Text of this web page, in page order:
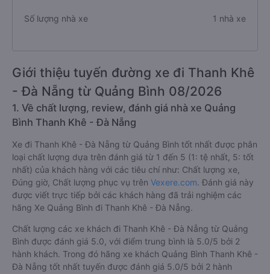
Số lượng nhà xe 1 nhà xe
Giới thiệu tuyến đường xe đi Thanh Khê
- Đà Nẵng từ Quảng Bình 08/2026
1. Về chất lượng, review, đánh giá nhà xe Quảng
Bình Thanh Khê - Đà Nẵng
Xe đi Thanh Khê - Đà Nẵng từ Quảng Bình tốt nhất được phân
loại chất lượng dựa trên đánh giá từ 1 đến 5 (1: tệ nhất, 5: tốt
nhất) của khách hàng với các tiêu chí như: Chất lượng xe,
Đúng giờ, Chất lượng phục vụ trên Vexere.com. Đánh giá này
được viết trực tiếp bởi các khách hàng đã trải nghiệm các
hãng Xe Quảng Bình đi Thanh Khê - Đà Nẵng.
Chất lượng các xe khách đi Thanh Khê - Đà Nẵng từ Quảng
Bình được đánh giá 5.0, với điểm trung bình là 5.0/5 bởi 2
hành khách. Trong đó hãng xe khách Quảng Bình Thanh Khê -
Đà Nẵng tốt nhất tuyến được đánh giá 5.0/5 bởi 2 hành